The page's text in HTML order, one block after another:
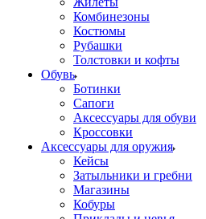
Комбинезоны
Костюмы
Рубашки
Толстовки и кофты
Обувь
Ботинки
Сапоги
Аксессуары для обуви
Кроссовки
Аксессуары для оружия
Кейсы
Затыльники и гребни
Магазины
Кобуры